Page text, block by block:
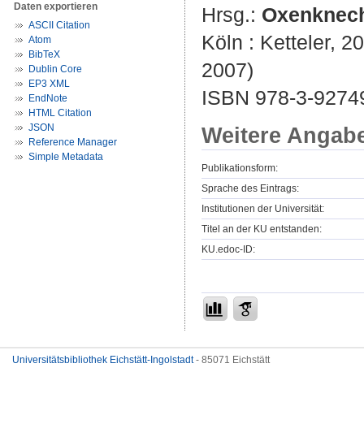
Daten exportieren
ASCII Citation
Atom
BibTeX
Dublin Core
EP3 XML
EndNote
HTML Citation
JSON
Reference Manager
Simple Metadata
Hrsg.:
Köln : Ketteler,
2007)
ISBN 978-3-
Weitere
Publikationsform:
Sprache des Eintrags:
Institutionen der Universität:
Titel an der KU entstanden:
KU.edoc-ID:
Universitätsbibliothek Eichstätt-Ingolstadt- 85071 Eichstätt